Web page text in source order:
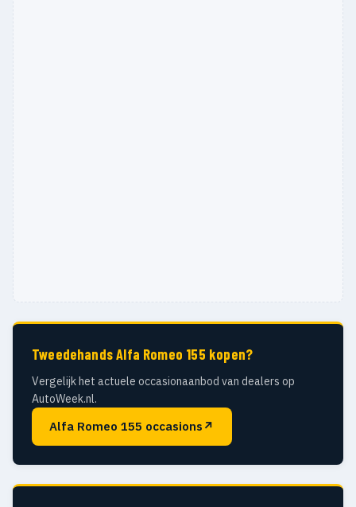
Tweedehands Alfa Romeo 155 kopen?
Vergelijk het actuele occasionaanbod van dealers op
AutoWeek.nl.
Alfa Romeo 155 occasions ↗